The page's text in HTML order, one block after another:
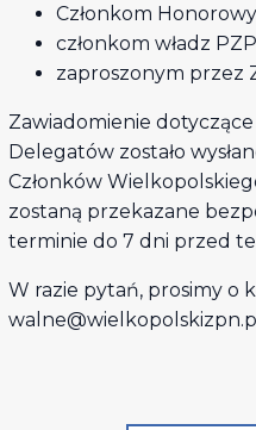
Członkom
członkom władz
zaproszonym przez
Zawiadomienie
Delegatów zostało
Członków
zostaną przekazane
terminie do 7 dni przed
W razie pytań, prosimy o
walne@wielkopolskizpn.pl